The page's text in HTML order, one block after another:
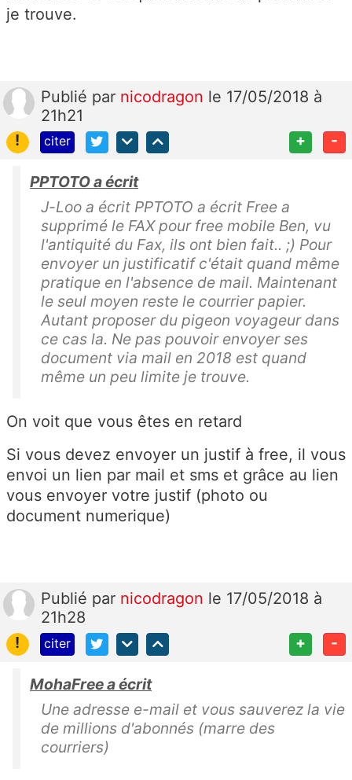
je trouve.
Publié par nicodragon le 17/05/2018 à
21h21
!
citer + -
PPTOTO a écrit
J-Loo a écrit PPTOTO a écrit Free a
supprimé le FAX pour free mobile Ben, vu
l'antiquité du Fax, ils ont bien fait.. ;) Pour
envoyer un justificatif c'était quand même
pratique en l'absence de mail. Maintenant
le seul moyen reste le courrier papier.
Autant proposer du pigeon voyageur dans
ce cas la. Ne pas pouvoir envoyer ses
document via mail en 2018 est quand
même un peu limite je trouve.
On voit que vous êtes en retard
Si vous devez envoyer un justif à free, il vous
envoi un lien par mail et sms et grâce au lien
vous envoyer votre justif (photo ou
document numerique)
Publié par nicodragon le 17/05/2018 à
21h28
!
citer + -
MohaFree a écrit
Une adresse e-mail et vous sauverez la vie
de millions d'abonnés (marre des
courriers)